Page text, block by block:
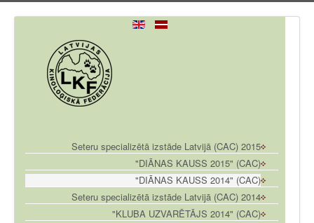
Seteru specializētā izstāde Latvijā (CAC) 2015
"DIĀNAS KAUSS 2015" (CAC)
"DIĀNAS KAUSS 2014" (CAC)
Seteru specializētā izstāde Latvijā (CAC) 2014
"KLUBA UZVARĒTĀJS 2014" (CAC)